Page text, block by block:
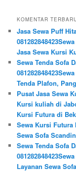
KOMENTAR
Jasa Sewa Puff
Jasa Sewa Kursi
Sewa Tenda Sofa
Tenda Plafon,
Pusat Jasa Sewa
Kursi kuliah di
Kursi Futura di
Sewa Kursi Futura
Sewa Sofa
Sewa Tenda Sofa
Layanan Sewa